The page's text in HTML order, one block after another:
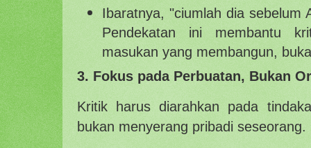
Ibaratnya, "ciumlah dia sebelum
Pendekatan ini membantu
masukan yang membangun,
3. Fokus pada Perbuatan, Bukan
Kritik harus diarahkan pada
bukan menyerang pribadi seseorang.